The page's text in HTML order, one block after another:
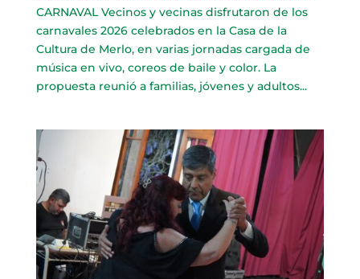
CARNAVAL Vecinos y vecinas disfrutaron de los
carnavales 2026 celebrados en la Casa de la
Cultura de Merlo, en varias jornadas cargada de
música en vivo, coreos de baile y color. La
propuesta reunió a familias, jóvenes y adultos...